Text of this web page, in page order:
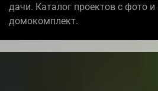
дачи. Каталог проектов с фото
домокомплект.